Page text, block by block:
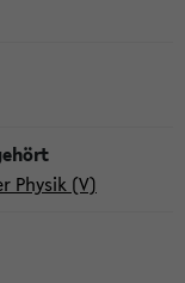
Physik (V)